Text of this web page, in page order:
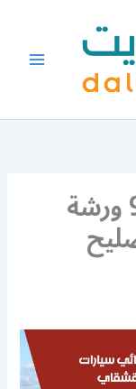
كراج قشقاي 99007366 ورشة